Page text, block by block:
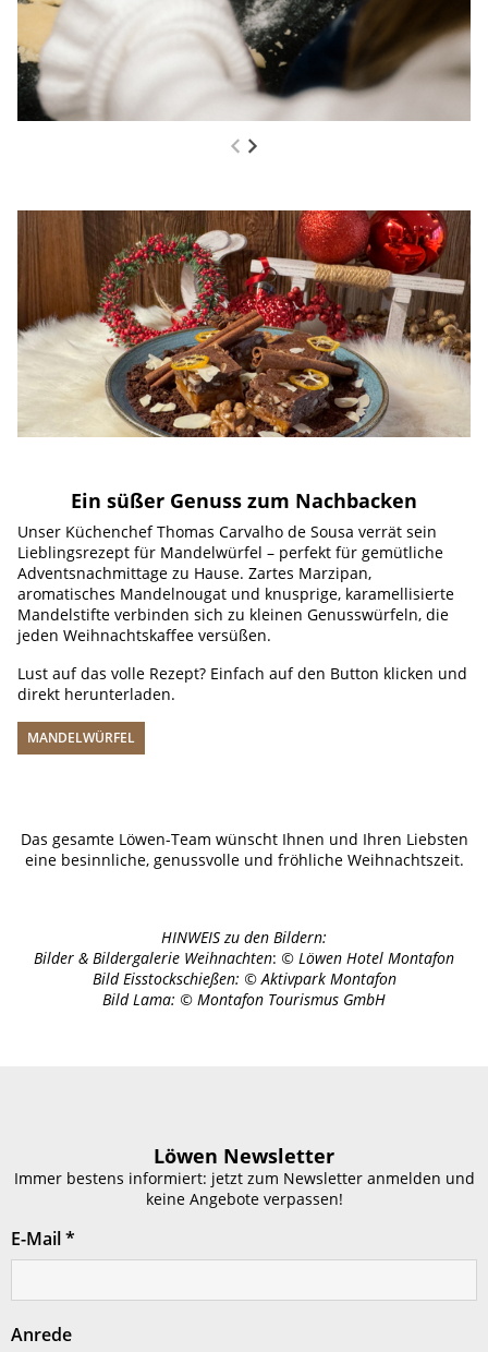
Ein süßer Genuss zum Nachbacken
Unser Küchenchef Thomas Carvalho de Sousa verrät sein
Lieblingsrezept für Mandelwürfel – perfekt für gemütliche
Adventsnachmittage zu Hause. Zartes Marzipan,
aromatisches Mandelnougat und knusprige, karamellisierte
Mandelstifte verbinden sich zu kleinen Genusswürfeln, die
jeden Weihnachtskaffee versüßen.
Lust auf das volle Rezept? Einfach auf den Button klicken und
direkt herunterladen.
MANDELWÜRFEL
Das gesamte Löwen-Team wünscht Ihnen und Ihren Liebsten
eine besinnliche, genussvolle und fröhliche Weihnachtszeit.
HINWEIS zu den Bildern:
Bilder & Bildergalerie Weihnachten: © Löwen Hotel Montafon
Bild Eisstockschießen: © Aktivpark Montafon
Bild Lama: © Montafon Tourismus GmbH
Löwen Newsletter
Immer bestens informiert: jetzt zum Newsletter anmelden und
keine Angebote verpassen!
E-Mail*
Anrede